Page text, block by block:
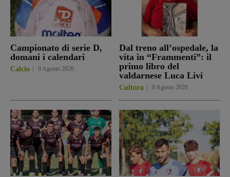
Campionato di serie D,
domani i calendari
Calcio 9 Agosto 2026
Dal treno all’ospedale, la
vita in “Frammenti”: il
primo libro del
valdarnese Luca Livi
Cultura 9 Agosto 2026